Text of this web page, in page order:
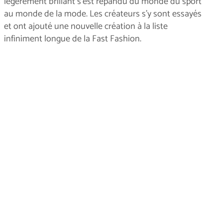
au monde de la mode. Les créateurs s'y sont essayés
et ont ajouté une nouvelle création à la liste
infiniment longue de la Fast Fashion.